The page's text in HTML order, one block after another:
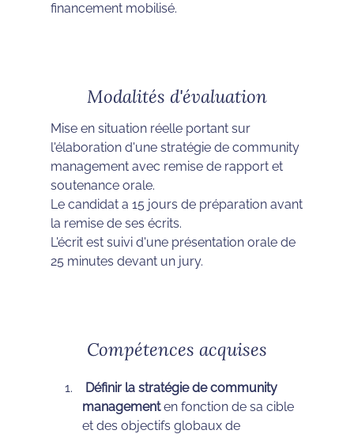
financement mobilisé.
Modalités d'évaluation
Mise en situation réelle portant sur
l'élaboration d'une stratégie de community
management avec remise de rapport et
soutenance orale.
Le candidat a 15 jours de préparation avant
la remise de ses écrits.
L'écrit est suivi d'une présentation orale de
25 minutes devant un jury.
Compétences acquises
Définir la stratégie de community
managementen fonction de sa cible
et des objectifs globaux de